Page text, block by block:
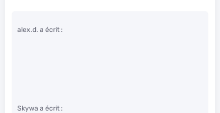
alex.d. a écrit :
Skywa a écrit :